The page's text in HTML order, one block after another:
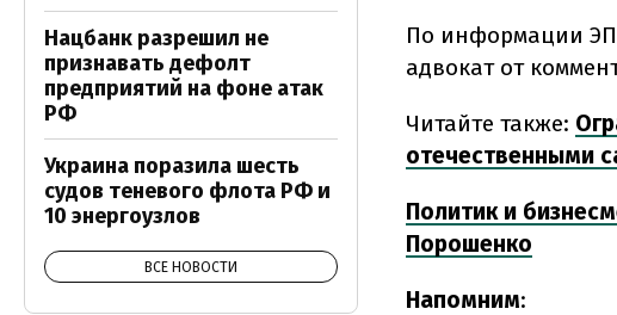
По информации ЭП,
адвокат от
Читайте также:
отечественными
Политик и
Порошенко
Напомним:
Нацбанк разрешил не
признавать дефолт
предприятий на фоне атак
РФ
Украина поразила шесть
судов теневого флота РФ и
10 энергоузлов
ВСЕ НОВОСТИ